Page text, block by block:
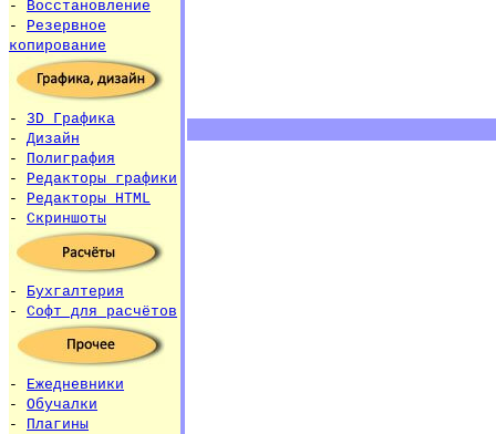
- Восстановление
- Резервное
копирование
- 3D Графика
- Дизайн
- Полиграфия
- Редакторы графики
- Редакторы HTML
- Скриншоты
- Бухгалтерия
- Софт для расчётов
- Ежедневники
- Обучалки
- Плагины